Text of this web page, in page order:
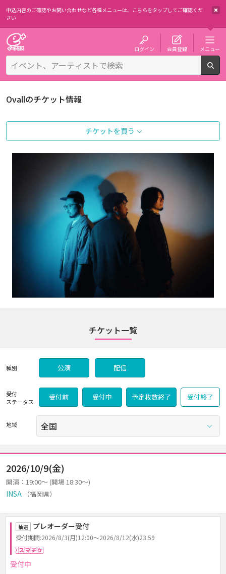
申込内容のご確認やお問い合わせなど各種メニューは、 こちらをタップしてご確認くだ
さい
ログイン 会員登録 メニュー
Ovallのチケット情報
チケットを買う
チケット一覧
種別 公演 配信
受付
ステータス
受付前 受付中 予定枚数終了 受付終了
地域
2026/10/9(金)
開演：19:00～ (開場 18:30～)
INSA （福岡県）
抽選 プレオーダー受付
受付期間:2026/8/3(月)12:00～2026/8/12(水)23:59
受付中